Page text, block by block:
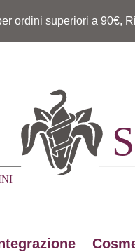
ordini superiori a 90€,